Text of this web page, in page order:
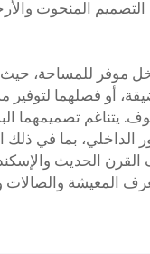
المنحوت
موفر للمساحة، حيث
أو فصلهما
يتناغم تصميمهما
الداخلي، بما في ذلك
الحديث
المعيشة والصالات